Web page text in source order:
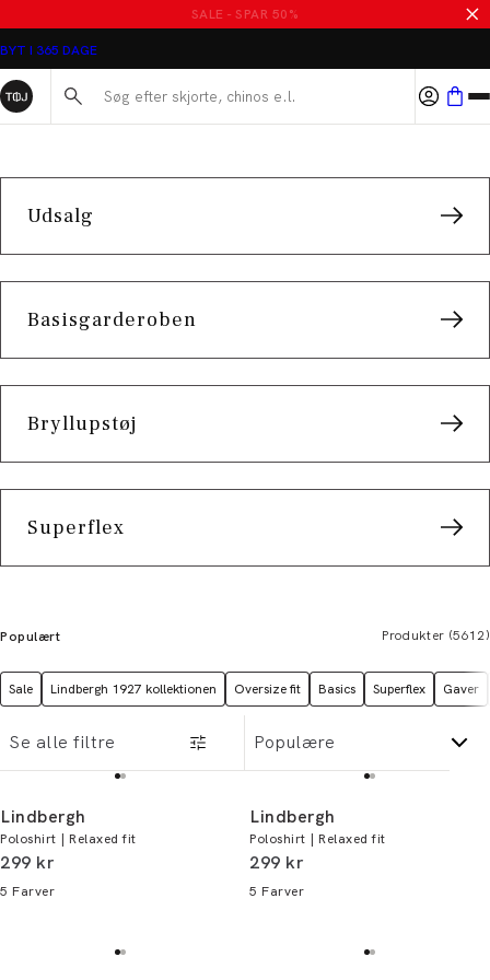
Kampagner hos TøjekspertenSALE - SPAR 50%
BYT I 365 DAGE
Søg her...
Udsalg
Basisgarderoben
Bryllupstøj
Superflex
Populært Produkter (5612)
Sale Lindbergh 1927 kollektionen Oversize fit Basics Superflex Gaver
Se alle filtre
Lindbergh
Poloshirt | Relaxed fit
I alt (inkl. rabat)
299 kr
5 Farver
Lindbergh
Poloshirt | Relaxed fit
I alt (inkl. rabat)
299 kr
5 Farver